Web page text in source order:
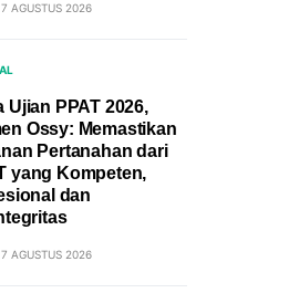
AGUSTUS 2026
Ujian PPAT 2026,
Ossy: Memastikan
Pertanahan dari
yang Kompeten,
dan
AGUSTUS 2026